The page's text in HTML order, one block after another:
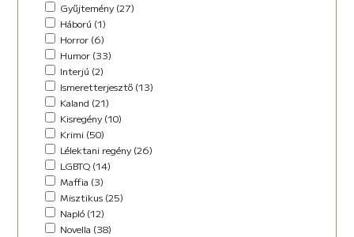
Misztikus (9)
Napló (4)
New Adult (5)
Novella (35)
Oktatás (2)
Paródia (3)
Regény (42)
Romantikus (29)
Sci-fi (14)
Steampunk (1)
Urban Fantasy (2)
Utikönyv (8)
Válogatott írások (49)
Vers (17)
Gyűjtemény (27)
Háború (1)
Horror (6)
Humor (33)
Interjú (2)
Ismeretterjesztő (13)
Kaland (21)
Kisregény (10)
Krimi (50)
Lélektani regény (26)
LGBTQ (14)
Maffia (3)
Misztikus (25)
Napló (12)
Novella (38)